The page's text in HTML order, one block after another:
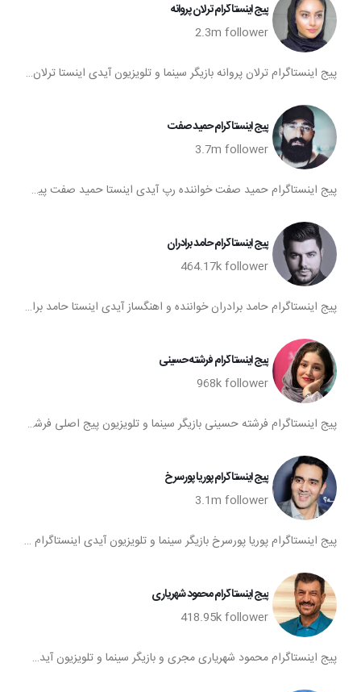
پیج اینستاگرام ترلان پروانه
2.3m follower
پیج اینستاگرام ترلان پروانه بازیگر سینما و تلویزیون آیدی اینستا ترلان پروانه پیج ترلان پروانه تعداد فالوورهای اینستاگرام ترلان پروانه صفحه اینستاگرام ترلان پروانه
پیج اینستاگرام حمید صفت
3.7m follower
پیج اینستاگرام حمید صفت خواننده رپ آیدی اینستا حمید صفت پیج حمید صفت تعداد فالوورهای اینستاگرام حمید صفت صفحه اینستاگرام حمید صفت
پیج اینستاگرام حامد برادران
464.17kfollower
پیج اینستاگرام حامد برادران خواننده و اهنگساز آیدی اینستا حامد برادران پیج حامد برادران تعداد فالوورهای اینستاگرام حامد برادران صفحه اینستاگرام حامد برادران
پیج اینستاگرام فرشته حسینی
968kfollower
پیج اینستاگرام فرشته حسینی بازیگر سینما و تلویزیون پیج اصلی فرشته حسینی در اینستاگرام آیدی اینستا فرشته حسینی پیج فرشته حسینی اینستای فرشته حسینی تعداد فالوورهای اینستاگرام فرشته حسینی صفحه اینستاگرام فرشته حسینی فرشته حسینی بازیگر سینمای ایران
پیج اینستاگرام پوریا پورسرخ
3.1m follower
پیج اینستاگرام پوریا پورسرخ بازیگر سینما و تلویزیون آیدی اینستاگرام پوریا پورسرخ اینستاگرام پوریا پورسرخ تعداد فالوورهای پیج پوریا پورسرخ صفحه اینستا پوریا پورسرخ
پیج اینستاگرام محمود شهرياری
418.95kfollower
پیج اینستاگرام محمود شهرياری مجری و بازیگر سینما و تلویزیون آیدی اینستاگرام محمود شهرياری اینستاگرام محمود شهرياری تعداد فالوورهای پیج محمود شهرياری صفحه اینستا محمود شهرياری